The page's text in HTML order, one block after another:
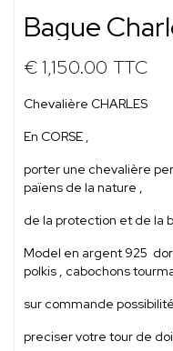
Bague
€ 1,150.00 TTC
Chevalière CHARLES
En CORSE ,
porter une chevalière
païens de la nature ,
de la protection et de la
Model en argent 925
polkis , cabochons
sur commande
preciser votre tour de